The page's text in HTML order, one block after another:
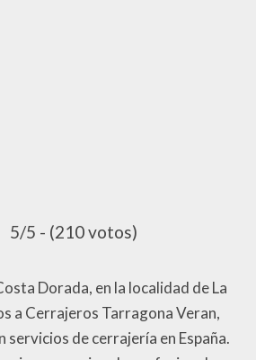
5/5 - (210 votos)
Dorada, en la localidad de La
a Cerrajeros Tarragona Veran,
servicios de cerrajería en España.